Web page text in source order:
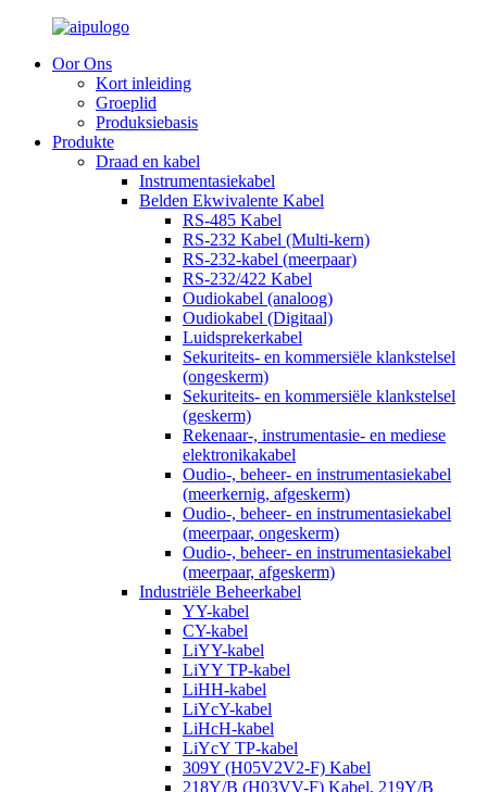
Oor Ons
Kort inleiding
Groeplid
Produksiebasis
Produkte
Draad en kabel
Instrumentasiekabel
Belden Ekwivalente Kabel
RS-485 Kabel
RS-232 Kabel (Multi-kern)
RS-232-kabel (meerpaar)
RS-232/422 Kabel
Oudiokabel (analoog)
Oudiokabel (Digitaal)
Luidsprekerkabel
Sekuriteits- en kommersiële klankstelsel
(ongeskerm)
Sekuriteits- en kommersiële klankstelsel
(geskerm)
Rekenaar-, instrumentasie- en mediese
elektronikakabel
Oudio-, beheer- en instrumentasiekabel
(meerkernig, afgeskerm)
Oudio-, beheer- en instrumentasiekabel
(meerpaar, ongeskerm)
Oudio-, beheer- en instrumentasiekabel
(meerpaar, afgeskerm)
Industriële Beheerkabel
YY-kabel
CY-kabel
LiYY-kabel
LiYY TP-kabel
LiHH-kabel
LiYcY-kabel
LiHcH-kabel
LiYcY TP-kabel
309Y (H05V2V2-F) Kabel
218Y/B (H03VV-F) Kabel, 219Y/B